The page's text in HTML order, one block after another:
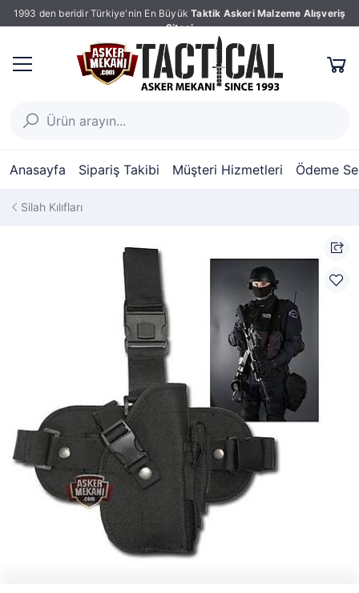
1993 den beridir Türkiye'nin En Büyük Taktik Askeri Malzeme Alışveriş
Sitesi
Anasayfa Sipariş Takibi Müşteri Hizmetleri Ödeme
Silah Kılıfları